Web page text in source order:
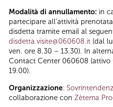
Modalità di annullamento: in
partecipare all’attività
disdetta tramite email al
disdetta.visite@060608.it (dal
ven. ore 8.30 – 13.30). In
Contact Center 060608
19.00).
Organizzazione:
collaborazione con Zètema